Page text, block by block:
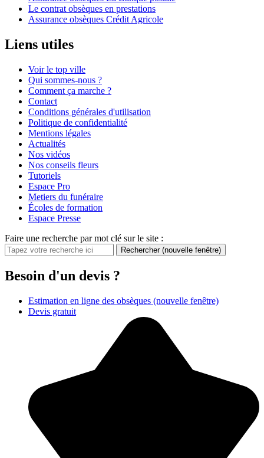
Le contrat obsèques en prestations
Assurance obsèques Crédit Agricole
Liens utiles
Voir le top ville
Qui sommes-nous ?
Comment ça marche ?
Contact
Conditions générales d'utilisation
Politique de confidentialité
Mentions légales
Actualités
Nos vidéos
Nos conseils fleurs
Tutoriels
Espace Pro
Metiers du funéraire
Écoles de formation
Espace Presse
Faire une recherche par mot clé sur le site :
Rechercher (nouvelle fenêtre)
Besoin d'un devis ?
Estimation en ligne des obsèques (nouvelle fenêtre)
Devis gratuit